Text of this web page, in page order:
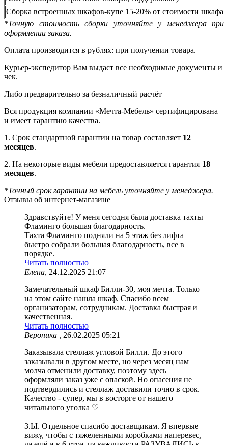
Сборка встроенных шкафов-купе 15-20% от стоимости шкафа
*Точную стоимость сборки уточняйте у менеджера при
оформлении заказа.
Оплата производится в рублях: при получении товара.
Курьер-экспедитор Вам выдаст все необходимые документы и
чек.
Либо предварительно за безналичный расчёт
Вся продукция компании «Мечта-Мебель» сертифицирована
и имеет гарантию качества.
1. Срок стандартной гарантии на товар составляет 12
месяцев.
2. На некоторые виды мебели предоставляется гарантия 18
месяцев.
*Точный срок гарантии на мебель уточняйте у менеджера.
Отзывы об интернет-магазине
Здравствуйте! У меня сегодня была доставка тахты
Фламинго большая благодарность.
Тахта Фламинго подняли на 5 этаж без лифта
быстро собрали большая благодарность, все в
порядке.
Читать полностью
Елена, 24.12.2025 21:07
Замечательный шкаф Билли-30, моя мечта. Только
на этом сайте нашла шкаф. Спасибо всем
организаторам, сотрудникам. Доставка быстрая и
качественная.
Читать полностью
Вероника ,
26.02.2025 05:21
Заказывала стеллаж угловой Билли. До этого
заказывали в другом месте, но через месяц нам
молча отменили доставку, поэтому здесь
оформляли заказ уже с опаской. Но опасения не
подтвердились и стеллаж доставили точно в срок.
Качество - супер, мы в восторге от нашего
читального уголка ♡
З.Ы. Отдельное спасибо доставщикам. Я впервые
вижу, чтобы с тяжеленными коробками наперевес,